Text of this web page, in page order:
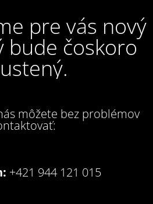
pre vás nový
bude čoskoro
môžete bez problémov
+421 944 121 015